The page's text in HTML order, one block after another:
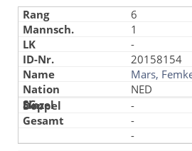
6
1
-
20158154
Mars,
NED
-
-
-